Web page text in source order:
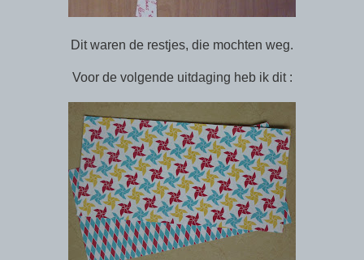
Dit waren de restjes, die mochten weg.
Voor de volgende uitdaging heb ik dit :